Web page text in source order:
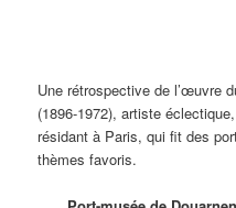
Une rétrospective de l’œuvre
(1896-1972), artiste
résidant à Paris, qui fit des
thèmes favoris.